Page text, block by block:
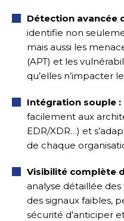
Détection avancée
identifie non
mais aussi les
(APT) et les
qu’elles n’impacter
Intégration souple :
facilement aux
EDR/XDR…) et
de chaque
Visibilité complète
analyse détaillée
des signaux faibles,
sécurité d’anticiper